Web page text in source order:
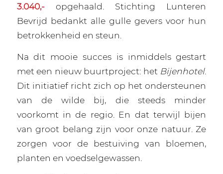
3.040,-opgehaald. Stichting Lunteren
Bevrijd bedankt alle gulle gevers voor hun
betrokkenheid en steun.
Na dit mooie succes is inmiddels gestart
met een nieuw buurtproject: het Bijenhotel.
Dit initiatief richt zich op het ondersteunen
van de wilde bij, die steeds minder
voorkomt in de regio. En dat terwijl bijen
van groot belang zijn voor onze natuur. Ze
zorgen voor de bestuiving van bloemen,
planten en voedselgewassen.